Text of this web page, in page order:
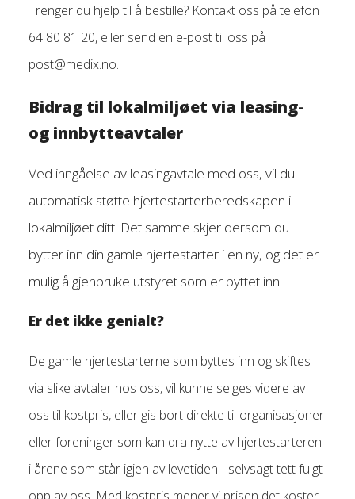
Trenger du hjelp til å bestille? Kontakt oss på telefon
64 80 81 20, eller send en e-post til oss på
post@medix.no.
Bidrag til lokalmiljøet via leasing-
og innbytteavtaler
Ved inngåelse av leasingavtale med oss, vil du
automatisk støtte hjertestarterberedskapen i
lokalmiljøet ditt! Det samme skjer dersom du
bytter inn din gamle hjertestarter i en ny, og det er
mulig å gjenbruke utstyret som er byttet inn.
Er det ikke genialt?
De gamle hjertestarterne som byttes inn og skiftes
via slike avtaler hos oss, vil kunne selges videre av
oss til kostpris, eller gis bort direkte til organisasjoner
eller foreninger som kan dra nytte av hjertestarteren
i årene som står igjen av levetiden - selvsagt tett fulgt